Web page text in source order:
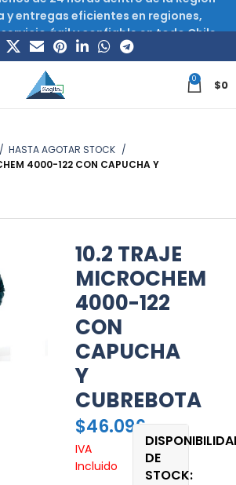
0 $0
HASTA AGOTAR STOCK
4000-122 CON CAPUCHA Y
para ampliar
10.2 TRAJE
MICROCHEM
4000-122
CON
CAPUCHA
Y
CUBREBOTA
$46.096
IVA
Incluido
DE
STOCK:
entregas eficientes en regiones,
ágil y confiable en todo Chile.